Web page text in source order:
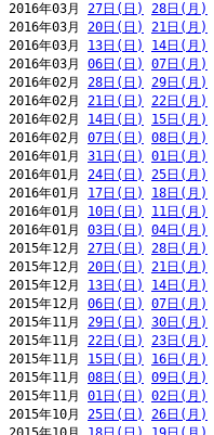
2016年03月 27日(日) 28日(月)
2016年03月 20日(日) 21日(月)
2016年03月 13日(日) 14日(月)
2016年03月 06日(日) 07日(月)
2016年02月 28日(日) 29日(月)
2016年02月 21日(日) 22日(月)
2016年02月 14日(日) 15日(月)
2016年02月 07日(日) 08日(月)
2016年01月 31日(日) 01日(月)
2016年01月 24日(日) 25日(月)
2016年01月 17日(日) 18日(月)
2016年01月 10日(日) 11日(月)
2016年01月 03日(日) 04日(月)
2015年12月 27日(日) 28日(月)
2015年12月 20日(日) 21日(月)
2015年12月 13日(日) 14日(月)
2015年12月 06日(日) 07日(月)
2015年11月 29日(日) 30日(月)
2015年11月 22日(日) 23日(月)
2015年11月 15日(日) 16日(月)
2015年11月 08日(日) 09日(月)
2015年11月 01日(日) 02日(月)
2015年10月 25日(日) 26日(月)